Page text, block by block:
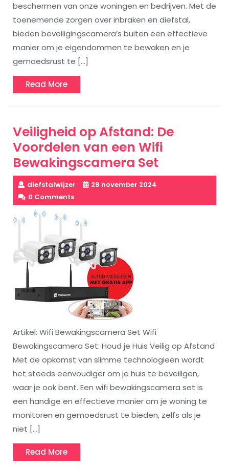
beschermen van onze woningen en bedrijven. Met de
toenemende zorgen over inbraken en diefstal,
bieden beveiligingscamera’s buiten een effectieve
manier om je eigendommen te bewaken en je
gemoedsrust te […]
Read MoreRead
More
Veiligheid op Afstand: De
Voordelen van een Wifi
Bewakingscamera Set
diefstalwijzer
28 november 2024
0 Comments
Artikel: Wifi Bewakingscamera Set Wifi
Bewakingscamera Set: Houd je Huis Veilig op Afstand
Met de opkomst van slimme technologieën wordt
het steeds eenvoudiger om je huis te beveiligen,
waar je ook bent. Een wifi bewakingscamera set is
een handige en effectieve manier om je woning te
monitoren en gemoedsrust te bieden, zelfs als je
niet […]
Read MoreRead
More